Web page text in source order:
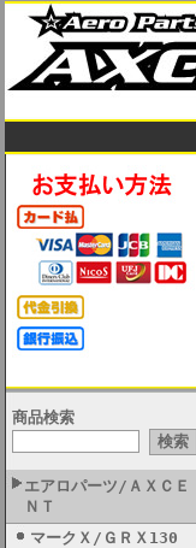
商品検索
エアロパーツ/ＡＸＣＥ
ＮＴ
マークＸ/ＧＲＸ130